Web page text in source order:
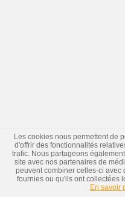
Les cookies nous permettent de
d'offrir des fonctionnalités
trafic. Nous partageons
site avec nos partenaires de
peuvent combiner celles-ci avec
fournies ou qu'ils ont collectées
En savoir